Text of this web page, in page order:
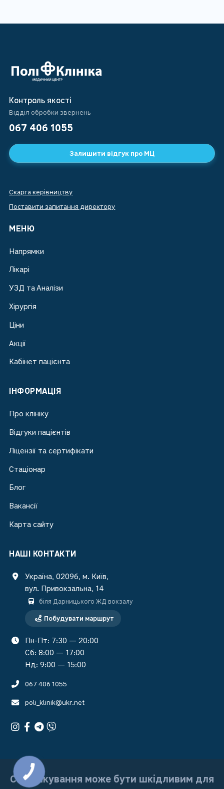
Контроль якості
Відділ обробки звернень
067 406 1055
Залишити відгук про МЦ
Скарга керівництву
Поставити запитання директору
МЕНЮ
Напрямки
Лікарі
УЗД та Аналізи
Хірургія
Ціни
Акції
Кабінет пацієнта
ІНФОРМАЦІЯ
Про клініку
Відгуки пацієнтів
Ліцензії та сертифікати
Стаціонар
Блог
Вакансії
Карта сайту
НАШІ КОНТАКТИ
Україна, 02096, м. Київ,
вул. Привокзальна, 14
біля Дарницького ЖД вокзалу
Побудувати маршрут
Пн-Пт: 7:30 — 20:00
Сб: 8:00 — 17:00
Нд: 9:00 — 15:00
067 406 1055
poli_klinik@ukr.net
Самолікування може бути шкідливим для